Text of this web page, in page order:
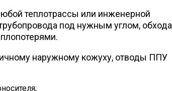
теплотрассы или инженерной
под нужным углом, обхода
наружному кожуху, отводы ППУ